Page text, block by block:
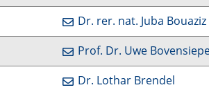
Dr. rer. nat. Juba Bouaziz
Prof. Dr. Uwe
Dr. Lothar Brendel